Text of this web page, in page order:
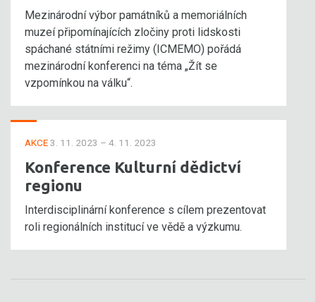
Mezinárodní výbor památníků a memoriálních
muzeí připomínajících zločiny proti lidskosti
spáchané státními režimy (ICMEMO) pořádá
mezinárodní konferenci na téma „Žít se
vzpomínkou na válku“.
AKCE3. 11. 2023 – 4. 11. 2023
Konference Kulturní dědictví
regionu
Interdisciplinární konference s cílem prezentovat
roli regionálních institucí ve vědě a výzkumu.